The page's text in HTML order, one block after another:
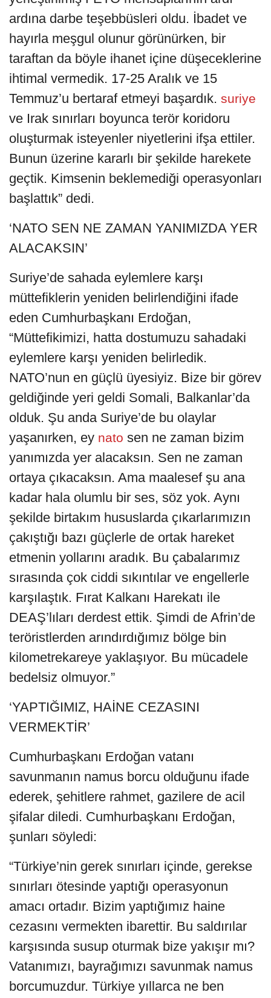
ardına darbe teşebbüsleri oldu. İbadet ve
hayırla meşgul olunur görünürken, bir
taraftan da böyle ihanet içine düşeceklerine
ihtimal vermedik. 17-25 Aralık ve 15
Temmuz’u bertaraf etmeyi başardık. suriye
ve Irak sınırları boyunca terör koridoru
oluşturmak isteyenler niyetlerini ifşa ettiler.
Bunun üzerine kararlı bir şekilde harekete
geçtik. Kimsenin beklemediği operasyonları
başlattık” dedi.
‘NATO SEN NE ZAMAN YANIMIZDA YER
ALACAKSIN’
Suriye’de sahada eylemlere karşı
müttefiklerin yeniden belirlendiğini ifade
eden Cumhurbaşkanı Erdoğan,
“Müttefikimizi, hatta dostumuzu sahadaki
eylemlere karşı yeniden belirledik.
NATO’nun en güçlü üyesiyiz. Bize bir görev
geldiğinde yeri geldi Somali, Balkanlar’da
olduk. Şu anda Suriye’de bu olaylar
yaşanırken, ey nato sen ne zaman bizim
yanımızda yer alacaksın. Sen ne zaman
ortaya çıkacaksın. Ama maalesef şu ana
kadar hala olumlu bir ses, söz yok. Aynı
şekilde birtakım hususlarda çıkarlarımızın
çakıştığı bazı güçlerle de ortak hareket
etmenin yollarını aradık. Bu çabalarımız
sırasında çok ciddi sıkıntılar ve engellerle
karşılaştık. Fırat Kalkanı Harekatı ile
DEAŞ’lıları derdest ettik. Şimdi de Afrin’de
teröristlerden arındırdığımız bölge bin
kilometrekareye yaklaşıyor. Bu mücadele
bedelsiz olmuyor.”
‘YAPTIĞIMIZ, HAİNE CEZASINI
VERMEKTİR’
Cumhurbaşkanı Erdoğan vatanı
savunmanın namus borcu olduğunu ifade
ederek, şehitlere rahmet, gazilere de acil
şifalar diledi. Cumhurbaşkanı Erdoğan,
şunları söyledi:
“Türkiye’nin gerek sınırları içinde, gerekse
sınırları ötesinde yaptığı operasyonun
amacı ortadır. Bizim yaptığımız haine
cezasını vermekten ibarettir. Bu saldırılar
karşısında susup oturmak bize yakışır mı?
Vatanımızı, bayrağımızı savunmak namus
borcumuzdur. Türkiye yıllarca ne ben